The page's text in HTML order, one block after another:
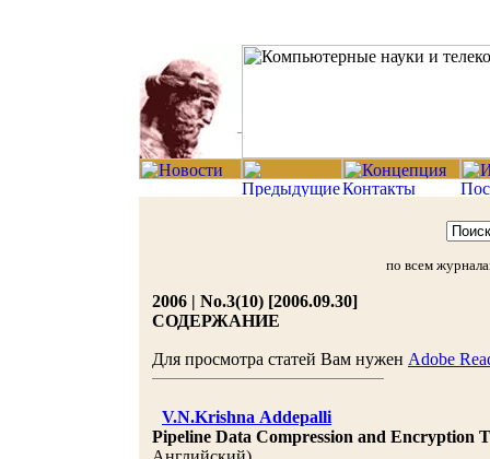
по всем
2006 | No.3(10) [2006.09.30]
СОДЕРЖАНИЕ
Для просмотра статей Вам нужен Adobe
V.N.Krishna Addepalli
Pipeline Data Compression and Encryption